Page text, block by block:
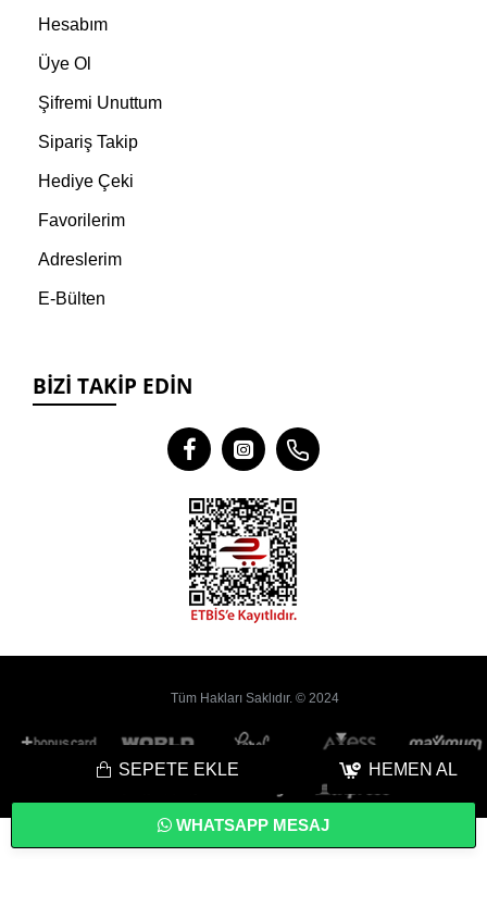
SEPETE EKLE HEMEN AL
WHATSAPP MESAJ
Hesabım
Üye Ol
Şifremi Unuttum
Sipariş Takip
Hediye Çeki
Favorilerim
Adreslerim
E-Bülten
BIZI TAKIP EDIN
Tüm Hakları Saklıdır. © 2024